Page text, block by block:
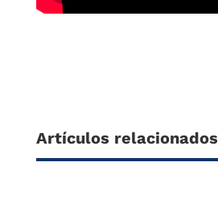
Artículos relacionados